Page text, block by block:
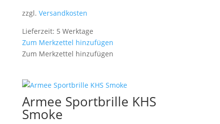
zzgl. Versandkosten
Lieferzeit: 5 Werktage
Zum Merkzettel hinzufügen
Zum Merkzettel hinzufügen
Armee Sportbrille KHS
Smoke